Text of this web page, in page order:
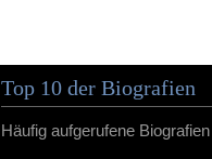
Top 10 der Biografien
Häufig aufgerufene